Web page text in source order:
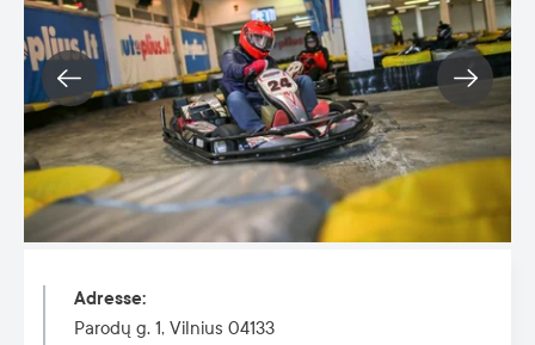
Adresse:
Parodų g. 1, Vilnius 04133